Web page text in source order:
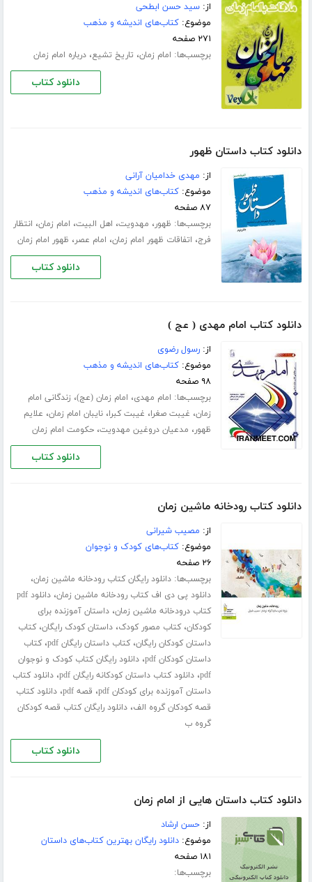
از:سید حسن ابطحی
موضوع:کتاب‌های اندیشه و مذهب
۲۷۱ صفحه
برچسب‌ها: امام زمان، تاریخ تشیع،درباره امام زمان
دانلود کتاب
دانلود کتاب داستان ظهور
از: مهدی خدامیان آرانی
موضوع:کتاب‌های اندیشه و مذهب
۸۷ صفحه
برچسب‌ها: ظهور، مهدویت، اهل البیت، امام زمان، انتظار
فرج، اتفاقات ظهور امام زمان، امام عصر، ظهور امام زمان
دانلود کتاب
دانلود کتاب امام مهدی ( عج )
از:رسول رضوی
موضوع:کتاب‌های اندیشه و مذهب
۹۸ صفحه
برچسب‌ها: امام مهدی، امام زمان (عج)، زندگانی امام
زمان، غیبت صغرا، غیبت کبرا،نایبان امام زمان، علایم
ظهور، مدعیان دروغین مهدویت،حکومت امام زمان
دانلود کتاب
دانلود کتاب رودخانه ماشین زمان
از: مصیب شیرانی
موضوع:کتاب‌های کودک و نوجوان
۲۶ صفحه
برچسب‌ها:دانلود رایگان کتاب رودخانه ماشین زمان،
دانلود پی دی اف کتاب رودخانه ماشین زمان،
دانلود pdf
کتاب درودخانه ماشین زمان،داستان آموزنده برای
کودکان،کتاب مصور کودک،داستان کودک رایگان،کتاب
داستان کودکان رایگان،کتاب داستان رایگان pdf ،کتاب
داستان کودکان pdf
،دانلود رایگان کتاب کودک و نوجوان
pdf،دانلود کتاب داستان کودکانه رایگان pdf ،دانلود کتاب
داستان آموزنده برای کودکان pdf
، قصه pdf ،دانلود کتاب
قصه کودکان گروه الف،دانلود رایگان کتاب قصه کودکان
گروه ب
دانلود کتاب
دانلود کتاب داستان هایی از امام زمان
از:حسن ارشاد
موضوع:دانلود رایگان بهترین کتاب‌های داستان
۱۸۱ صفحه
برچسب‌ها: